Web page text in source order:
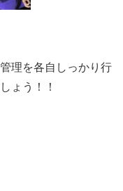
理を各自しっかり行
ょう！！